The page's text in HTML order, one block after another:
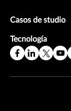
Casos de studio
Tecnología